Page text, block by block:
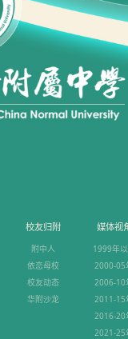
校友归附
附中人
依恋母校
校友动态
华附沙龙
媒体视
1999年
2000-05
2006-10
2011-15
2016-20
2021-25